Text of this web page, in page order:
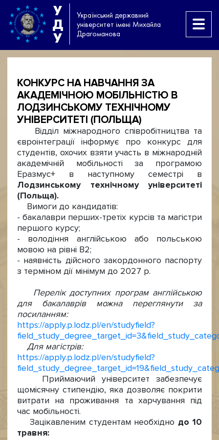
У
Д
У
Український державний
університет імені Михайла
Драгоманова
КОНКУРС НА НАВЧАННЯ ЗА
АКАДЕМІЧНОЮ МОБІЛЬНІСТЮ В
ЛОДЗИНСЬКОМУ ТЕХНІЧНОМУ
УНІВЕРСИТЕТІ (ПОЛЬЩА)
Відділ міжнародного співробітництва та
євроінтеграції інформує про конкурс для
студентів, охочих взяти участь в міжнародній
академічній мобільності за програмою
Еразмус+ в наступному семестрі в
Лодзинському технічному університеті
(Польща).
Вимоги до кандидатів:
- бакалаври перших-третіх курсів та магістри
першого курсу;
- володіння англійською або польською
мовою на рівні В2;
- наявність дійсного закордонного паспорту
з терміном дії мінімум до 2027 р.
Перелік доступних програм англійською
для бакалаврів можна переглянути за
посиланням:
https://apply.p.lodz.pl/en/studyfield?
Для магістрів:
https://apply.p.lodz.pl/en/studyfield?
Приймаючий університет забезпечує
щомісячну стипендію, яка дозволяє покрити
витрати на проживання та харчування під
час мобільності.
Зацікавленим студентам необхідно до 10
травня: